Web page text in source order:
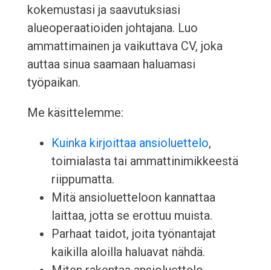
kokemustasi ja saavutuksiasi
alueoperaatioiden johtajana. Luo
ammattimainen ja vaikuttava CV, joka
auttaa sinua saamaan haluamasi
työpaikan.
Me käsittelemme:
Kuinka kirjoittaa ansioluettelo,
toimialasta tai ammattinimikkeestä
riippumatta.
Mitä ansioluetteloon kannattaa
laittaa, jotta se erottuu muista.
Parhaat taidot, joita työnantajat
kaikilla aloilla haluavat nähdä.